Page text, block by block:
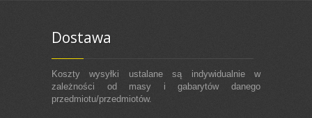
Dostawa
Koszty wysyłki ustalane są indywidualnie w
zależności od masy i gabarytów danego
przedmiotu/przedmiotów.